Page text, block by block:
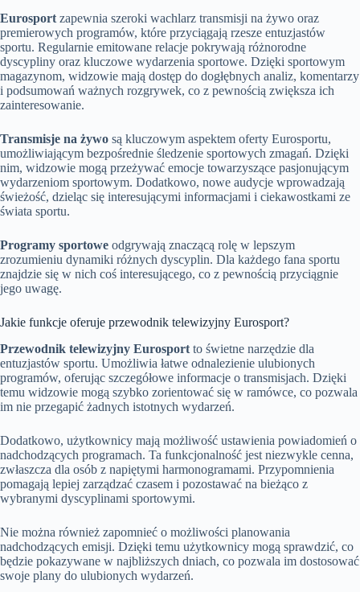
Eurosport zapewnia szeroki wachlarz transmisji na żywo oraz
premierowych programów, które przyciągają rzesze entuzjastów
sportu. Regularnie emitowane relacje pokrywają różnorodne
dyscypliny oraz kluczowe wydarzenia sportowe. Dzięki sportowym
magazynom, widzowie mają dostęp do dogłębnych analiz, komentarzy
i podsumowań ważnych rozgrywek, co z pewnością zwiększa ich
zainteresowanie.
Transmisje na żywo są kluczowym aspektem oferty Eurosportu,
umożliwiającym bezpośrednie śledzenie sportowych zmagań. Dzięki
nim, widzowie mogą przeżywać emocje towarzyszące pasjonującym
wydarzeniom sportowym. Dodatkowo, nowe audycje wprowadzają
świeżość, dzieląc się interesującymi informacjami i ciekawostkami ze
świata sportu.
Programy sportowe odgrywają znaczącą rolę w lepszym
zrozumieniu dynamiki różnych dyscyplin. Dla każdego fana sportu
znajdzie się w nich coś interesującego, co z pewnością przyciągnie
jego uwagę.
Jakie funkcje oferuje przewodnik telewizyjny Eurosport?
Przewodnik telewizyjny Eurosport to świetne narzędzie dla
entuzjastów sportu. Umożliwia łatwe odnalezienie ulubionych
programów, oferując szczegółowe informacje o transmisjach. Dzięki
temu widzowie mogą szybko zorientować się w ramówce, co pozwala
im nie przegapić żadnych istotnych wydarzeń.
Dodatkowo, użytkownicy mają możliwość ustawienia powiadomień o
nadchodzących programach. Ta funkcjonalność jest niezwykle cenna,
zwłaszcza dla osób z napiętymi harmonogramami. Przypomnienia
pomagają lepiej zarządzać czasem i pozostawać na bieżąco z
wybranymi dyscyplinami sportowymi.
Nie można również zapomnieć o możliwości planowania
nadchodzących emisji. Dzięki temu użytkownicy mogą sprawdzić, co
będzie pokazywane w najbliższych dniach, co pozwala im dostosować
swoje plany do ulubionych wydarzeń.